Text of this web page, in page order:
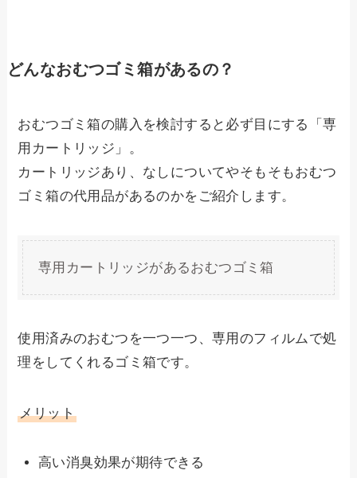
どんなおむつゴミ箱があるの？
おむつゴミ箱の購入を検討すると必ず目にする「専
用カートリッジ」。
カートリッジあり、なしについてやそもそもおむつ
ゴミ箱の代用品があるのかをご紹介します。
専用カートリッジがあるおむつゴミ箱
使用済みのおむつを一つ一つ、専用のフィルムで処
理をしてくれるゴミ箱です。
メリット
高い消臭効果が期待できる